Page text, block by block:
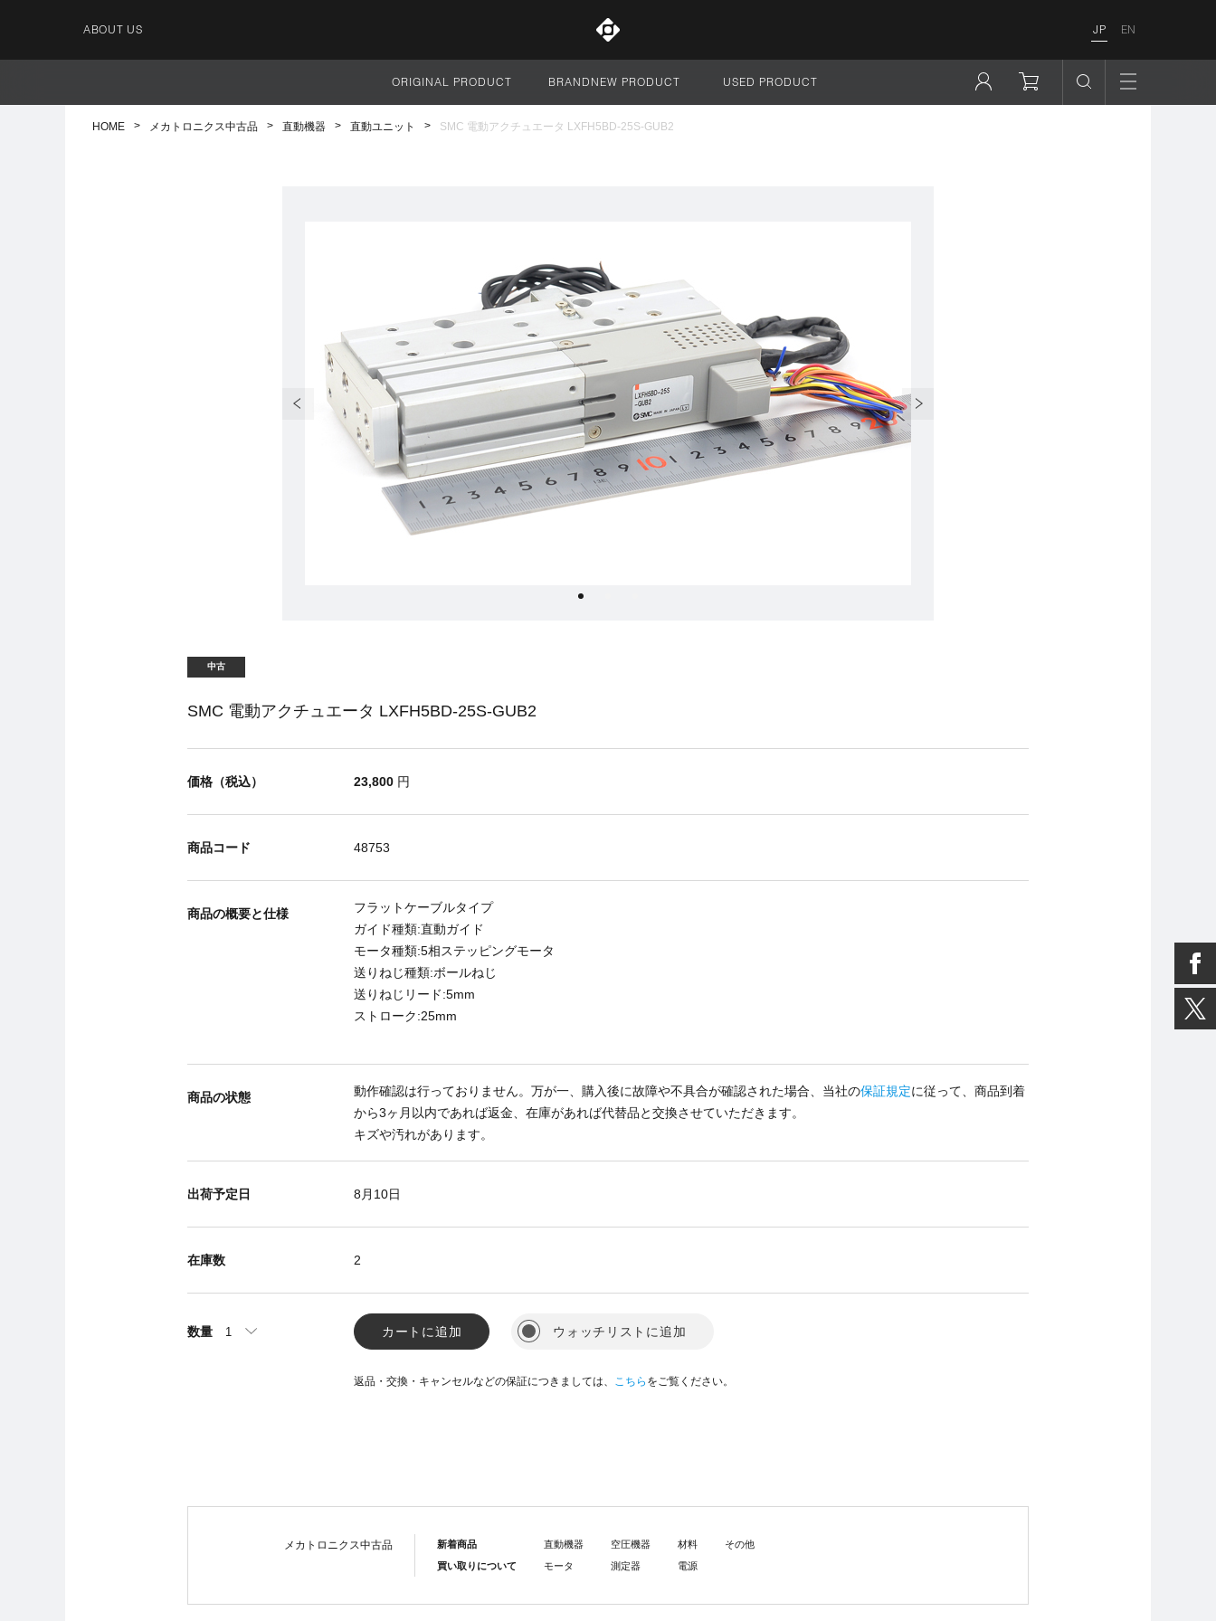
ABOUT US JP EN
サイト全体
ORIGINAL PRODUCT BRANDNEW PRODUCT USED PRODUCT
HOME メカトロニクス中古品 直動機器 直動ユニット SMC 電動アクチュエータ LXFH5BD-25S-GUB2
中古
SMC 電動アクチュエータ LXFH5BD-25S-GUB2
価格（税込） 23,800 円
商品コード 48753
商品の概要と仕様
フラットケーブルタイプ
ガイド種類:直動ガイド
モータ種類:5相ステッピングモータ
送りねじ種類:ボールねじ
送りねじリード:5mm
ストローク:25mm
商品の状態 動作確認は行っておりません。万が一、購入後に故障や不具合が確認された場合、当社の保証規定に従って、商品到着
から3ヶ月以内であれば返金、在庫があれば代替品と交換させていただきます。
キズや汚れがあります。
出荷予定日 8月10日
在庫数 2
数量 カートに追加 ウォッチリストに追加
返品・交換・キャンセルなどの保証につきましては、 こちら をご覧ください。
メカトロニクス中古品
新着商品
買い取りについて
直動機器
モータ
空圧機器
測定器
材料
電源
その他